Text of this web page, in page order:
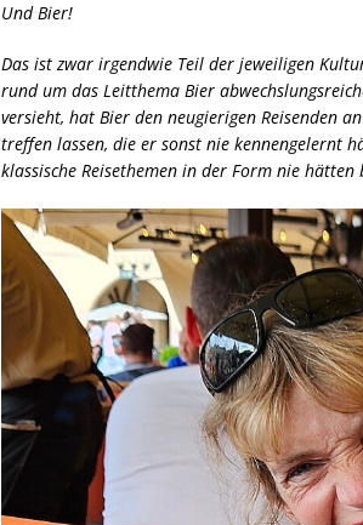
Und Bier!
Das ist zwar irgendwie Teil der jeweiligen
rund um das Leitthema Bier
versieht, hat Bier den neugierigen Reisenden
treffen lassen, die er sonst nie kennengelernt
klassische Reisethemen in der Form nie hätten